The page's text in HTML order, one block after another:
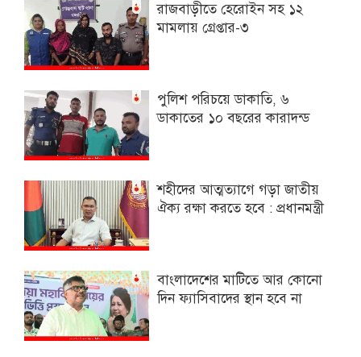
রাজবাড়ীতে হেরোইন সহ ১২
মামলায় গ্রেপ্তার-৩
পুলিশ পরিচয়ে ডাকাতি, ৬
ডাকাতের ১০ বছরের কারাদন্ড
শহীদের আত্মত্যাগে গড়া জাতীয়
ঐক্য রক্ষা করতে হবে : প্রধানমন্ত্রী
বাংলাদেশের মাটিতে আর কোনো
দিন ফ্যাসিবাদের স্থান হবে না